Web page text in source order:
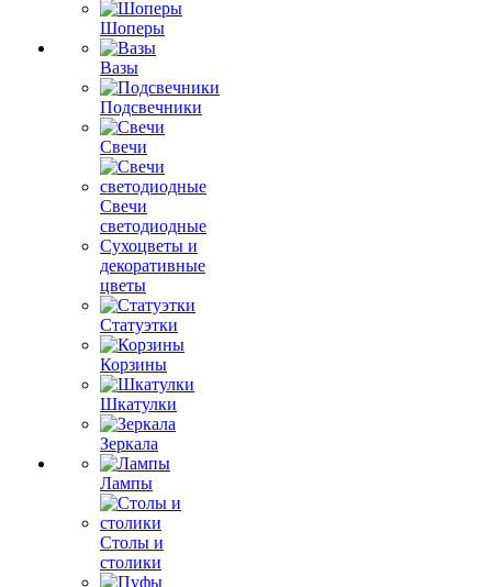
Шоперы
Вазы
Подсвечники
Свечи
Свечи
светодиодные
Сухоцветы и
декоративные
цветы
Статуэтки
Корзины
Шкатулки
Зеркала
Лампы
Столы и
столики